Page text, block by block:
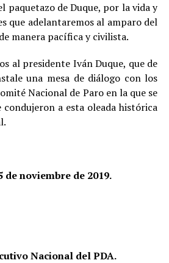
paquetazo de Duque, por la vida y
que adelantaremos al amparo del
manera pacífica y civilista.
al presidente Iván Duque, que de
una mesa de diálogo con los
Nacional de Paro en la que se
a esta oleada histórica
de noviembre de 2019.
Nacional del PDA.